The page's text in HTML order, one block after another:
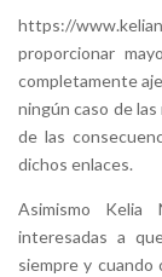
https://
proporcionar
completamente
ningún caso de
de las
dichos enlaces.
Asimismo Kelia
interesadas a
siempre y cuando